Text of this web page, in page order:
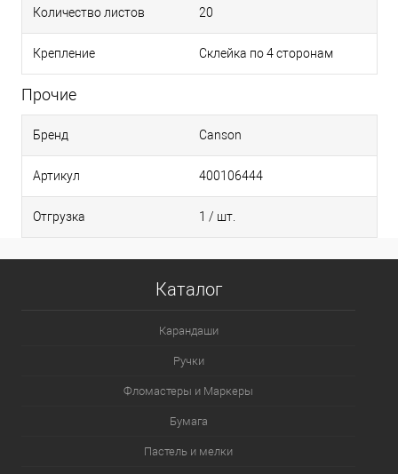
Количество листов 20
Крепление Склейка по 4 сторонам
Прочие
Бренд Canson
Артикул 400106444
Отгрузка 1 / шт.
Каталог
Карандаши
Ручки
Фломастеры и Маркеры
Бумага
Пастель и мелки